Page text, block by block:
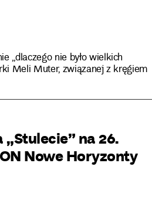
„dlaczego nie było wielkich
Meli Muter, związanej z kręgiem
na 26.
Nowe Horyzonty